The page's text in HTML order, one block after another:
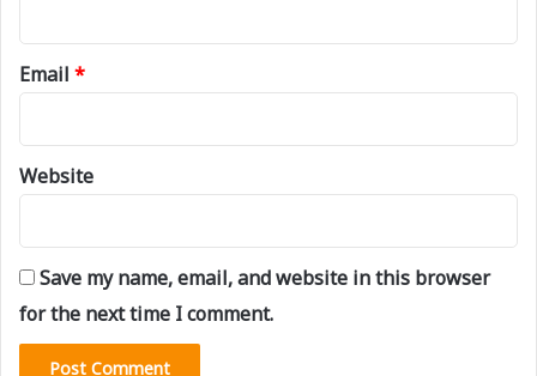
Email *
Website
Save my name, email, and website in this browser
for the next time I comment.